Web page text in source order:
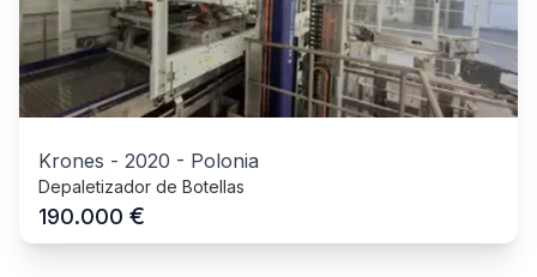
Krones - 2020 - Polonia
Depaletizador de Botellas
190.000 €